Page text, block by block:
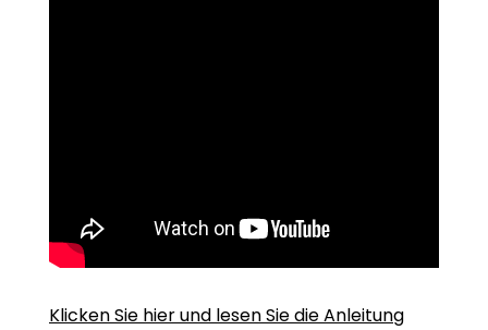
Klicken Sie hier und lesen Sie die Anleitung